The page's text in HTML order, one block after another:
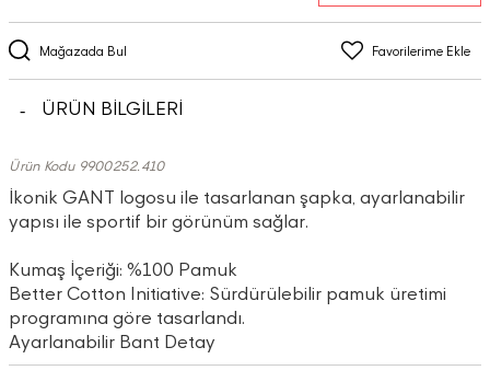
Mağazada Bul Favorilerime Ekle
ÜRÜN BİLGİLERİ
Ürün Kodu 9900252.410
İkonik GANT logosu ile tasarlanan şapka, ayarlanabilir
yapısı ile sportif bir görünüm sağlar.
Kumaş İçeriği: %100 Pamuk
Better Cotton Initiative: Sürdürülebilir pamuk üretimi
programına göre tasarlandı.
Ayarlanabilir Bant Detay